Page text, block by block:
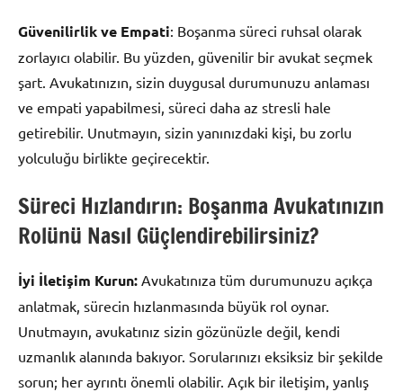
Güvenilirlik ve Empati: Boşanma süreci ruhsal olarak
zorlayıcı olabilir. Bu yüzden, güvenilir bir avukat seçmek
şart. Avukatınızın, sizin duygusal durumunuzu anlaması
ve empati yapabilmesi, süreci daha az stresli hale
getirebilir. Unutmayın, sizin yanınızdaki kişi, bu zorlu
yolculuğu birlikte geçirecektir.
Süreci Hızlandırın: Boşanma Avukatınızın
Rolünü Nasıl Güçlendirebilirsiniz?
İyi İletişim Kurun: Avukatınıza tüm durumunuzu açıkça
anlatmak, sürecin hızlanmasında büyük rol oynar.
Unutmayın, avukatınız sizin gözünüzle değil, kendi
uzmanlık alanında bakıyor. Sorularınızı eksiksiz bir şekilde
sorun; her ayrıntı önemli olabilir. Açık bir iletişim, yanlış